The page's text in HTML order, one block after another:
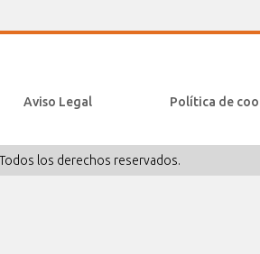
Aviso Legal Política de
los derechos reservados.